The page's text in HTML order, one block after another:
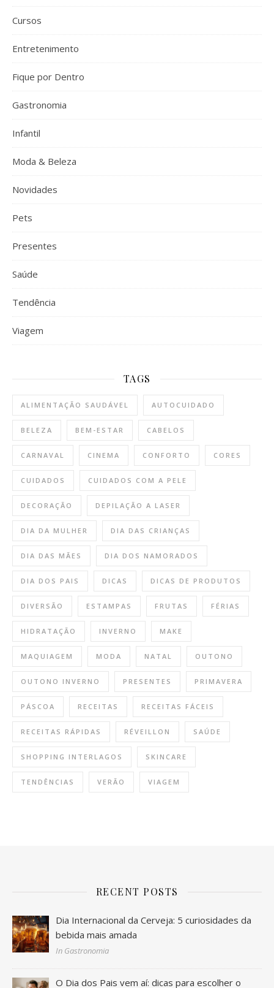
Cursos
Entretenimento
Fique por Dentro
Gastronomia
Infantil
Moda & Beleza
Novidades
Pets
Presentes
Saúde
Tendência
Viagem
TAGS
ALIMENTAÇÃO SAUDÁVEL AUTOCUIDADO
BELEZA BEM-ESTAR CABELOS
CARNAVAL CINEMA CONFORTO CORES
CUIDADOS CUIDADOS COM A PELE
DECORAÇÃO DEPILAÇÃO A LASER
DIA DA MULHER DIA DAS CRIANÇAS
DIA DAS MÃES DIA DOS NAMORADOS
DIA DOS PAIS DICAS DICAS DE PRODUTOS
DIVERSÃO ESTAMPAS FRUTAS FÉRIAS
HIDRATAÇÃO INVERNO MAKE
MAQUIAGEM MODA NATAL OUTONO
OUTONO INVERNO PRESENTES PRIMAVERA
PÁSCOA RECEITAS RECEITAS FÁCEIS
RECEITAS RÁPIDAS RÉVEILLON SAÚDE
SHOPPING INTERLAGOS SKINCARE
TENDÊNCIAS VERÃO VIAGEM
RECENT POSTS
Dia Internacional da Cerveja: 5 curiosidades da
bebida mais amada
In Gastronomia
O Dia dos Pais vem aí: dicas para escolher o